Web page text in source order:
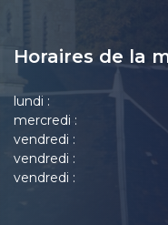
Horaires de la
lundi :
mercredi :
vendredi :
vendredi :
vendredi :